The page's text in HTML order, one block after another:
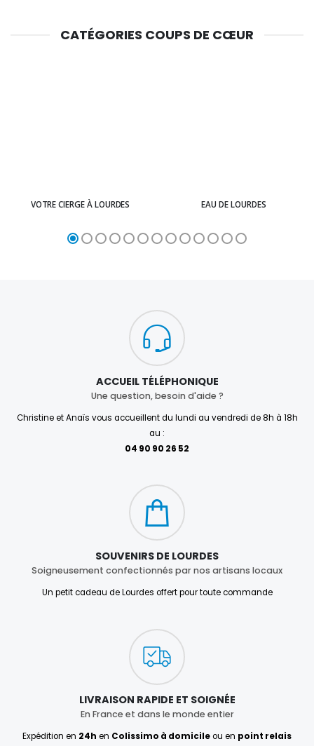
CATÉGORIES COUPS DE CŒUR
VOTRE CIERGE À LOURDES EAU DE LOURDES
ACCUEIL TÉLÉPHONIQUE
Une question, besoin d'aide ?
Christine et Anaïs vous accueillent du lundi au vendredi de 8h à 18h
au :
04 90 90 26 52
SOUVENIRS DE LOURDES
Soigneusement confectionnés par nos artisans locaux
Un petit cadeau de Lourdes offert pour toute commande
LIVRAISON RAPIDE ET SOIGNÉE
En France et dans le monde entier
Expédition en 24h en Colissimo à domicileou en point relais